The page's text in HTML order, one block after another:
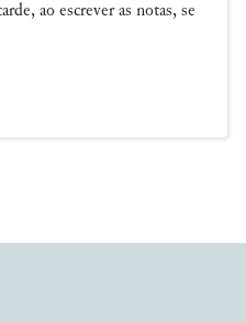
ao escrever as notas, se